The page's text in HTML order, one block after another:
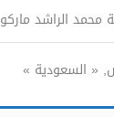
محمد الراشد ماركو
« السعودية »